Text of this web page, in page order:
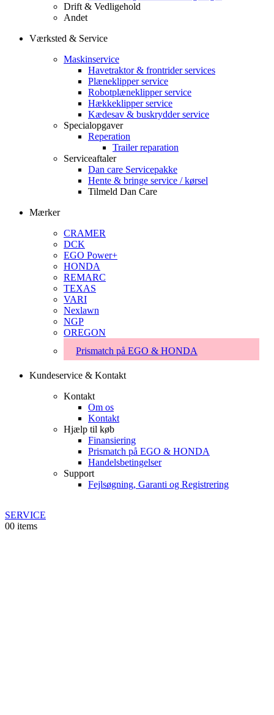
Drift & Vedligehold
Andet
Værksted & Service
Maskinservice
Havetraktor & frontrider services
Plæneklipper service
Robotplæneklipper service
Hækkeklipper service
Kædesav & buskrydder service
Specialopgaver
Reperation
Trailer reparation
Serviceaftaler
Dan care Servicepakke
Hente & bringe service / kørsel
Tilmeld Dan Care
Mærker
CRAMER
DCK
EGO Power+
HONDA
REMARC
TEXAS
VARI
Nexlawn
NGP
OREGON
Prismatch på EGO & HONDA
Kundeservice & Kontakt
Kontakt
Om os
Kontakt
Hjælp til køb
Finansiering
Prismatch på EGO & HONDA
Handelsbetingelser
Support
Fejlsøgning, Garanti og Registrering
SERVICE
00 items